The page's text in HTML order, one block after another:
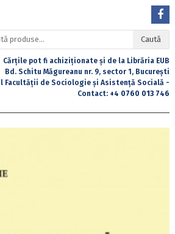
Caută
Cărțile pot fi achiziționate și de la Librăria EUB
Bd. Schitu Măgureanu nr. 9, sector 1, București
Facultății de Sociologie și Asistență Socială -
Contact: +4 0760 013 746